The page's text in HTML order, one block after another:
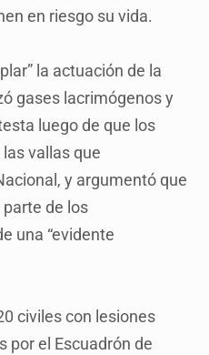
en riesgo su vida.
la actuación de la
gases lacrimógenos y
luego de que los
vallas que
y argumentó que
de los
una “evidente
civiles con lesiones
por el Escuadrón de